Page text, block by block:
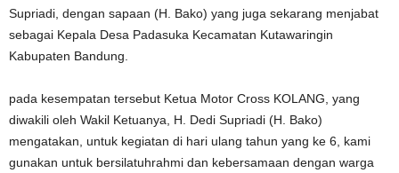
Supriadi, dengan sapaan (H. Bako) yang juga sekarang menjabat
sebagai Kepala Desa Padasuka Kecamatan Kutawaringin
Kabupaten Bandung.
pada kesempatan tersebut Ketua Motor Cross KOLANG, yang
diwakili oleh Wakil Ketuanya, H. Dedi Supriadi (H. Bako)
mengatakan, untuk kegiatan di hari ulang tahun yang ke 6, kami
gunakan untuk bersilatuhrahmi dan kebersamaan dengan warga